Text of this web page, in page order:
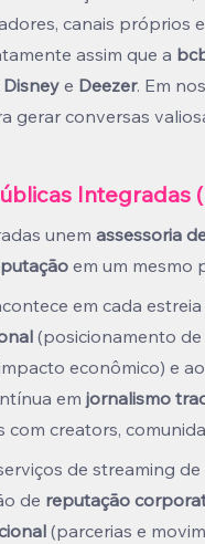
canais próprios
assim que a
Disney e Deezer. Em
gerar conversas
Integradas
unem assessoria
em um mesmo
em cada
(posicionamento de
econômico) e ao
em jornalismo
com creators,
de streaming
de reputação
(parcerias e